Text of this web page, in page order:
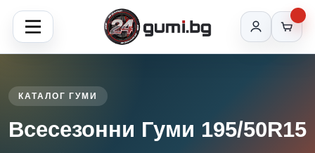
КАТАЛОГ ГУМИ
Всесезонни Гуми 195/50R15